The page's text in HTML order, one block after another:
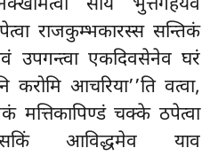
राजकुम्भकारस्स सन्तिकं
उपगन्त्वा एकदिवसेनेव घरं
करोमि आचरिया’’ति वत्वा,
मत्तिकापिण्डं चक्के ठपेत्वा
आविद्धमेव याव